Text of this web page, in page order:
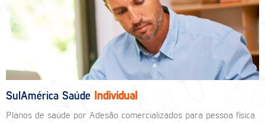
SulAmérica Saúde Individual
Planos de saúde por Adesão comercializados para pessoa física